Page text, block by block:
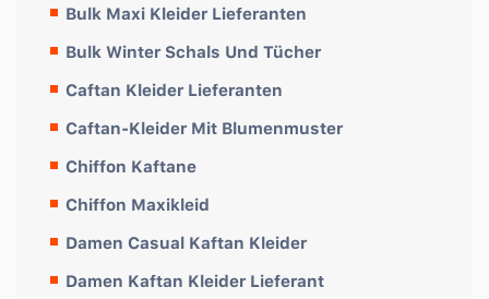
Bulk Maxi Kleider Lieferanten
Bulk Winter Schals Und Tücher
Caftan Kleider Lieferanten
Caftan-Kleider Mit Blumenmuster
Chiffon Kaftane
Chiffon Maxikleid
Damen Casual Kaftan Kleider
Damen Kaftan Kleider Lieferant